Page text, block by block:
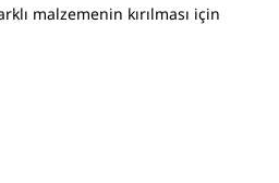
malzemenin kırılması için